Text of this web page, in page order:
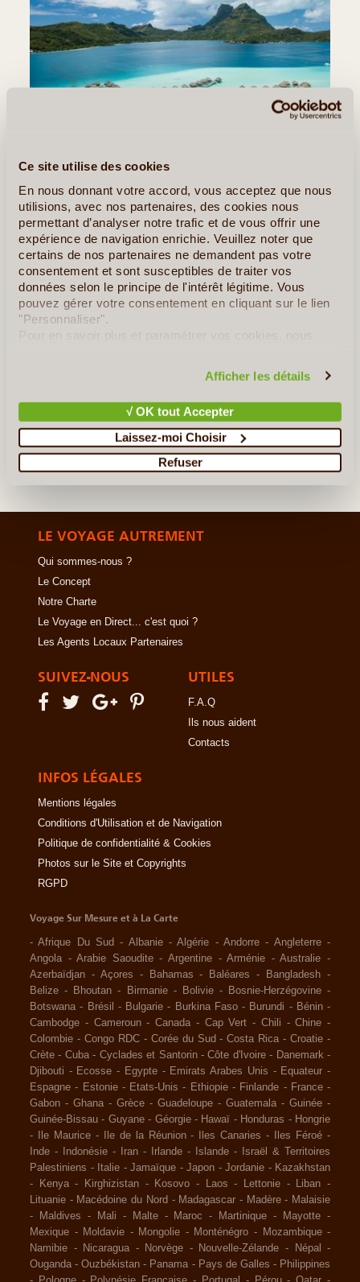
Ce site utilise des cookies
En nous donnant votre accord, vous acceptez que nous
utilisions, avec nos partenaires, des cookies nous
permettant d’analyser notre trafic et de vous offrir une
expérience de navigation enrichie. Veuillez noter que
certains de nos partenaires ne demandent pas votre
consentement et sont susceptibles de traiter vos
données selon le principe de l'intérêt légitime. Vous
pouvez gérer votre consentement en cliquant sur le lien
"Personnaliser".
Pour en savoir plus et paramétrer vos cookies, nous
Afficher les détails
√ OK tout Accepter
Laissez-moi Choisir
Refuser
Difficile d’imaginer plus envoûtant qu’un voyage en Polynésie
mêlant lagons turquoise, îles volcaniques et douceur de vivre. Ce
programme unique vous invite à une découverte rythmée entre
séjours à terre et croisière en catamaran (...)
En détail ≻
9 Jours de Rêve en Polynésie Française
Tous les circuits en Polynésie Française»
LE VOYAGE AUTREMENT
Qui sommes-nous ?
Le Concept
Notre Charte
Le Voyage en Direct... c'est quoi ?
Les Agents Locaux Partenaires
SUIVEZ-NOUS UTILES
F.A.Q
Ils nous aident
Contacts
INFOS LÉGALES
Mentions légales
Conditions d'Utilisation et de Navigation
Politique de confidentialité & Cookies
Photos sur le Site et Copyrights
RGPD
Voyage Sur Mesure et à La Carte
-Afrique Du Sud - Albanie -Algérie -Andorre - Angleterre -
Angola -Arabie Saoudite -Argentine -Arménie -Australie -
Azerbaïdjan - Açores - Bahamas - Baléares - Bangladesh -
Belize - Bhoutan - Birmanie - Bolivie - Bosnie-Herzégovine -
Botswana - Brésil - Bulgarie - Burkina Faso - Burundi - Bénin -
Cambodge - Cameroun - Canada - Cap Vert - Chili -Chine -
Colombie - Congo RDC - Corée du Sud -Costa Rica -Croatie -
Crète - Cuba - Cyclades et Santorin -Côte d'Ivoire - Danemark -
Djibouti - Ecosse - Egypte - Emirats Arabes Unis - Equateur -
Espagne - Estonie - Etats-Unis - Ethiopie - Finlande - France -
Gabon - Ghana - Grèce - Guadeloupe - Guatemala - Guinée -
Guinée-Bissau - Guyane - Géorgie - Hawaï - Honduras - Hongrie
-
Ile Maurice - Ile de la Réunion - Iles Canaries - Iles Féroé -
Inde - Indonésie - Iran - Irlande - Islande -
Israël & Territoires
Palestiniens - Italie - Jamaïque - Japon - Jordanie - Kazakhstan
-
Kenya - Kirghizistan - Kosovo - Laos - Lettonie - Liban -
Lituanie - Macédoine du Nord - Madagascar - Madère - Malaisie
-
Maldives - Mali - Malte - Maroc - Martinique - Mayotte -
Mexique - Moldavie - Mongolie - Monténégro - Mozambique -
Namibie - Nicaragua - Norvège - Nouvelle-Zélande - Népal
-
Ouganda -Ouzbékistan - Panama - Pays de Galles - Philippines